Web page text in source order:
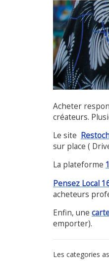
Acheter
créateurs.
Le site
sur place (
La plateforme
Pensez Local
acheteurs
Enfin, une
emporter).
Les categories